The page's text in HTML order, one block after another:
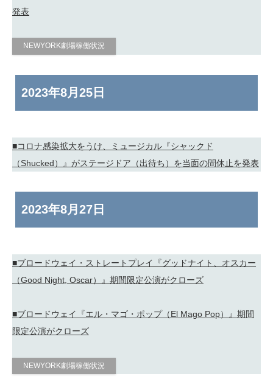
発表
NEWYORK劇場稼働状況
2023年8月25日
■コロナ感染拡大をうけ、ミュージカル『シャックド
（Shucked）』がステージドア（出待ち）を当面の間休止を発表
2023年8月27日
■ブロードウェイ・ストレートプレイ『グッドナイト、オスカー
（Good Night, Oscar）』期間限定公演がクローズ
■ブロードウェイ『エル・マゴ・ポップ（El Mago Pop）』期間
限定公演がクローズ
NEWYORK劇場稼働状況